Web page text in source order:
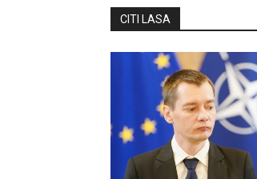
CITI LASA